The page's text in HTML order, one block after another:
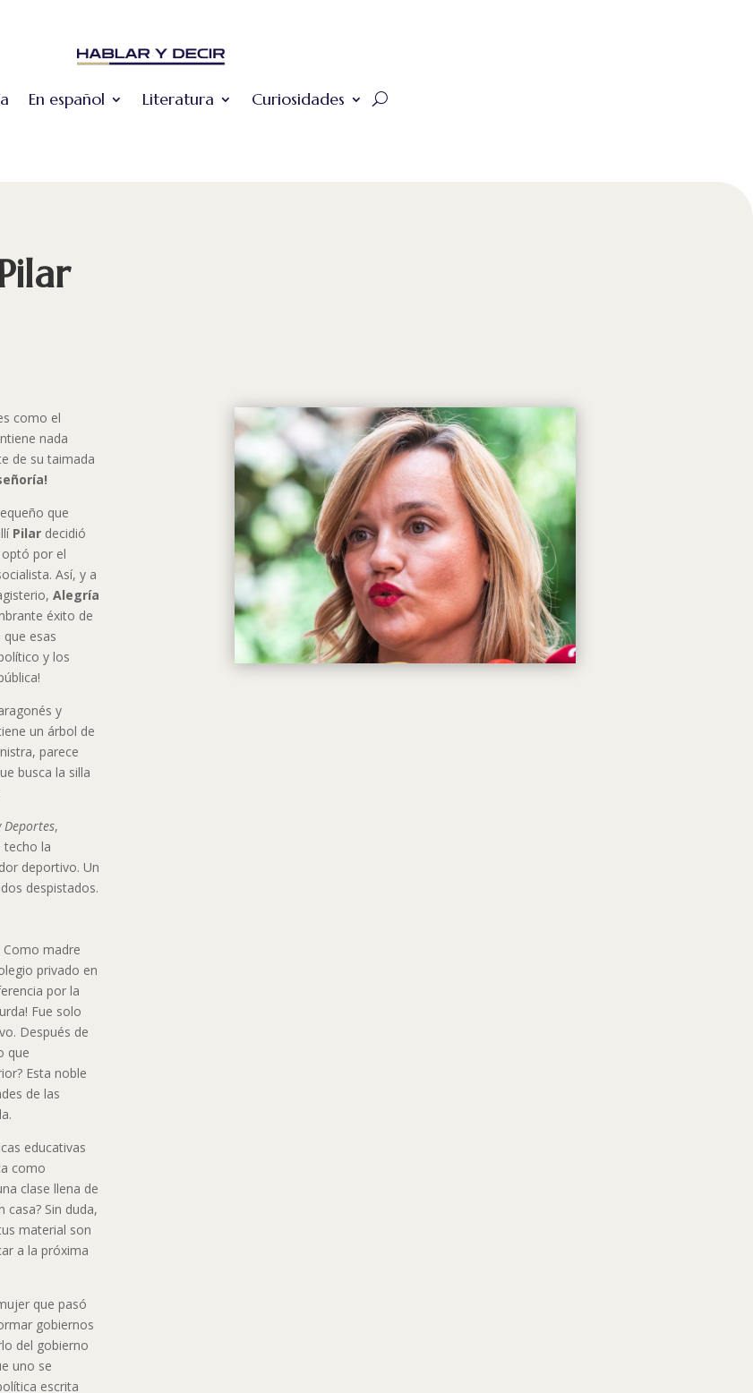
En español Literatura Curiosidades
como el
nada
de su taimada
que
Pilar decidió
por el
Así, y a
Alegría
éxito de
esas
y los
y
un árbol de
parece
busca la silla
,
techo la
deportivo. Un
despistados.
madre
privado en
por la
Fue solo
Después de
que
Esta noble
de las
educativas
como
clase llena de
Sin duda,
material son
a la próxima
que pasó
gobiernos
del gobierno
uno se
escrita